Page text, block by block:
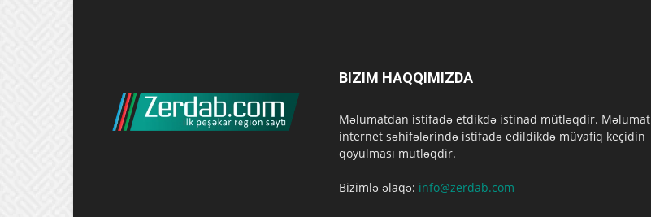
BIZIM HAQQIMIZDA
Məlumatdan istifadə etdikdə istinad mütləqdir. Məlumat
internet səhifələrində istifadə edildikdə müvafiq keçidin
qoyulması mütləqdir.
Bizimlə əlaqə: info@zerdab.com